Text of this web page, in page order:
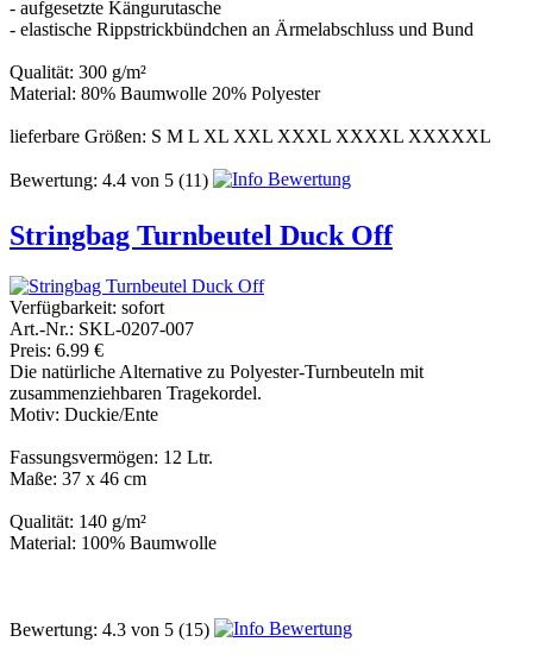
- aufgesetzte Kängurutasche
- elastische Rippstrickbündchen an Ärmelabschluss und Bund
Qualität: 300 g/m²
Material: 80% Baumwolle 20% Polyester
lieferbare Größen: S M L XL XXL XXXL XXXXL XXXXXL
Bewertung: 4.4 von 5 (11)
Stringbag Turnbeutel Duck Off
Verfügbarkeit: sofort
Art.-Nr.: SKL-0207-007
Preis: 6.99 €
Die natürliche Alternative zu Polyester-Turnbeuteln mit
zusammenziehbaren Tragekordel.
Motiv: Duckie/Ente
Fassungsvermögen: 12 Ltr.
Maße: 37 x 46 cm
Qualität: 140 g/m²
Material: 100% Baumwolle
Bewertung: 4.3 von 5 (15)